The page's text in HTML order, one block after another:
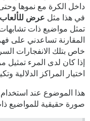
داخل الكرة مع نموها
في هذا مثل عرض للألعاب
تمثل مواضيع ذات
المقارنة تساعدني على
خاص بتلك الانفجارات
إذا كان لدى المرء
اختيار المراكز الدلالية
هذا الموضوع عند استخدام
صورة حقيقية للمواضيع